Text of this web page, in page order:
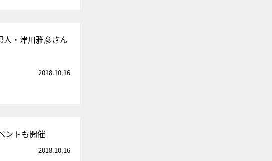
・津川雅彦さん
2018.10.16
ントも開催
2018.10.16